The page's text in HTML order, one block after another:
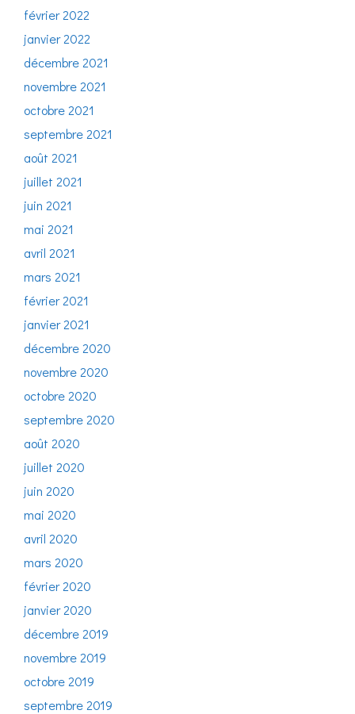
février 2022
janvier 2022
décembre 2021
novembre 2021
octobre 2021
septembre 2021
août 2021
juillet 2021
juin 2021
mai 2021
avril 2021
mars 2021
février 2021
janvier 2021
décembre 2020
novembre 2020
octobre 2020
septembre 2020
août 2020
juillet 2020
juin 2020
mai 2020
avril 2020
mars 2020
février 2020
janvier 2020
décembre 2019
novembre 2019
octobre 2019
septembre 2019